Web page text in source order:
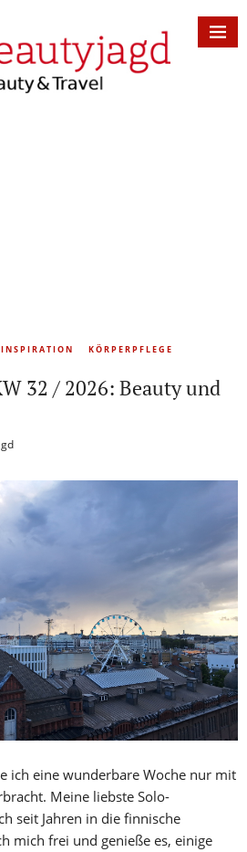
INSPIRATION
KÖRPERPFLEGE
32 / 2026: Beauty und
ich eine wunderbare Woche nur mit
Meine liebste Solo-
seit Jahren in die finnische
mich frei und genieße es, einige